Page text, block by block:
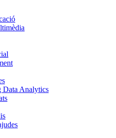
Data Analytics